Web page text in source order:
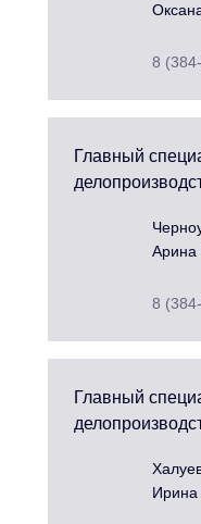
8
Главный
Арина
8
Главный
Ирина